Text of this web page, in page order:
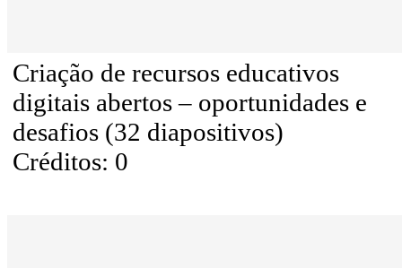
Criação de recursos educativos
digitais abertos – oportunidades e
desafios (32 diapositivos)
Créditos: 0